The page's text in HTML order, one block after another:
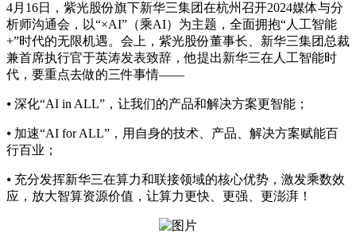
4月16日，紫光股份旗下新华三集团在杭州召开2024媒体与分
析师沟通会，以“×AI”（乘AI）为主题，全面拥抱“人工智能
+”时代的无限机遇。会上，紫光股份董事长、新华三集团总裁
兼首席执行官于英涛发表致辞，他提出新华三在人工智能时
代，要重点去做的三件事情——
⦁ 深化“AI in ALL”，让我们的产品和解决方案更智能；
⦁ 加速“AI for ALL”，用自身的技术、产品、解决方案赋能百
行百业；
⦁ 充分发挥新华三在算力和联接领域的核心优势，激发乘数效
应，放大智算资源价值，让算力更快、更强、更澎湃！